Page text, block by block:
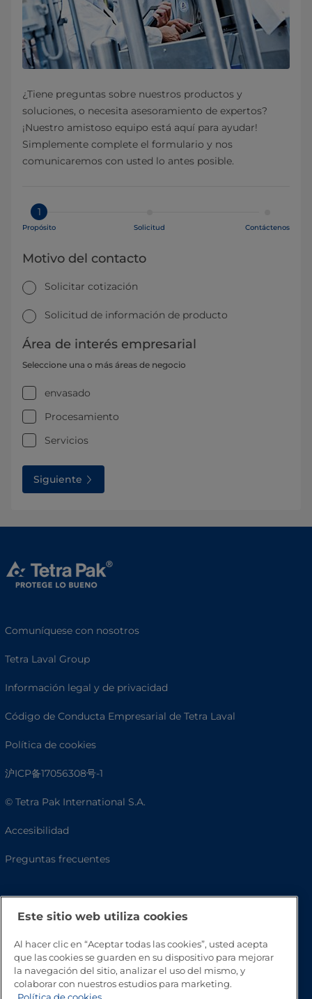
¿Tiene preguntas sobre nuestros productos y
soluciones, o necesita asesoramiento de expertos?
¡Nuestro amistoso equipo está aquí para ayudar!
Simplemente complete el formulario y nos
comunicaremos con usted lo antes posible.
1
Propósito Solicitud Contáctenos
Motivo del contacto
Solicitar cotización
Solicitud de información de producto
Área de interés empresarial
Seleccione una o más áreas de negocio
envasado
Procesamiento
Servicios
Siguiente
Comuníquese con nosotros
Tetra Laval Group
Información legal y de privacidad
Código de Conducta Empresarial de Tetra Laval
Política de cookies
沪ICP备17056308号-1
© Tetra Pak International S.A.
Accesibilidad
Preguntas frecuentes
Este sitio web utiliza cookies
Al hacer clic en “Aceptar todas las cookies”, usted acepta
que las cookies se guarden en su dispositivo para mejorar
la navegación del sitio, analizar el uso del mismo, y
colaborar con nuestros estudios para marketing.